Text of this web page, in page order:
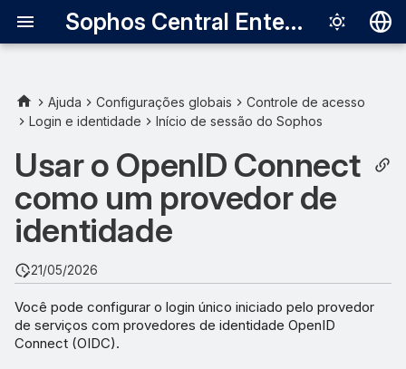
Sophos Central Enterprise
English
Español
Français
Italiano
中文（繁體）
Requisitos
Solicitações de
autenticação
Configurar o Okta como um
Configurar a integração de
um aplicativo para o
Sophos Central
Ajuda Configurações globais
Controle de acesso
Login e identidade
Início de sessão do Sophos
Usar o OpenID Connect
como um provedor de
identidade
21/05/2026
Você pode configurar o login único iniciado pelo provedor
de serviços com provedores de identidade OpenID
Connect (OIDC).